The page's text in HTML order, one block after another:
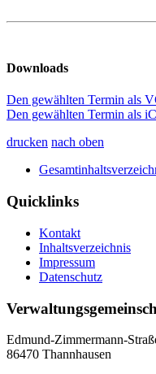
Downloads
Den gewählten Termin als
Den gewählten Termin als
drucken nach oben
Quicklinks
Kontakt
Inhaltsverzeichnis
Impressum
Datenschutz
Edmund-Zimmermann-
86470 Thannhausen